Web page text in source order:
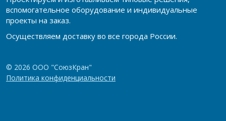
вспомогательное оборудование и индивидуальные
проекты на заказ.
Осуществляем доставку во все города России.
© 2026 ООО "СоюзКран"
Политика конфиденциальности